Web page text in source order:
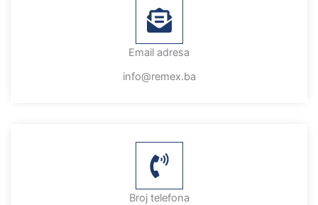
Email adresa
info@remex.ba
Broj telefona